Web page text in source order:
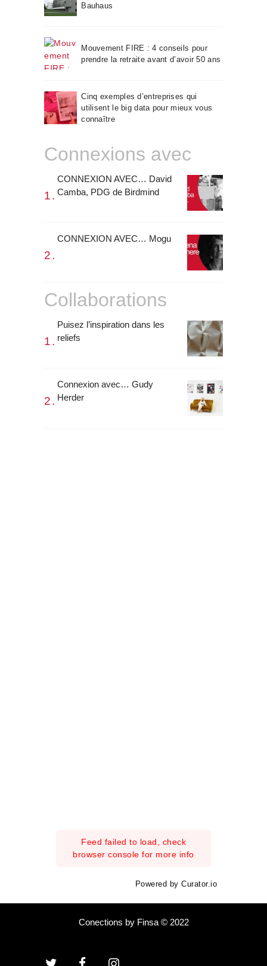
Bauhaus
Mouvement FIRE : 4 conseils pour
prendre la retraite avant d’avoir 50 ans
Cinq exemples d’entreprises qui
utilisent le big data pour mieux vous
connaître
Connexions avec
CONNEXION AVEC… David
Camba, PDG de Birdmind
CONNEXION AVEC… Mogu
Collaborations
Puisez l’inspiration dans les
reliefs
Connexion avec… Gudy
Herder
Feed failed to load, check
browser console for more info
Powered by Curator.io
Conections by Finsa © 2022